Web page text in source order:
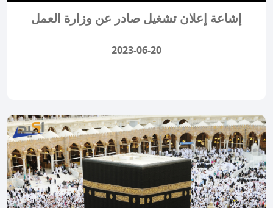
إشاعة إعلان تشغيل صادر عن وزارة العمل
2023-06-20